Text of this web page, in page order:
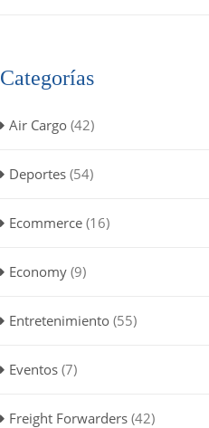
Categorías
Air Cargo(42)
Deportes(54)
Ecommerce(16)
Economy(9)
Entretenimiento(55)
Eventos(7)
Freight Forwarders(42)